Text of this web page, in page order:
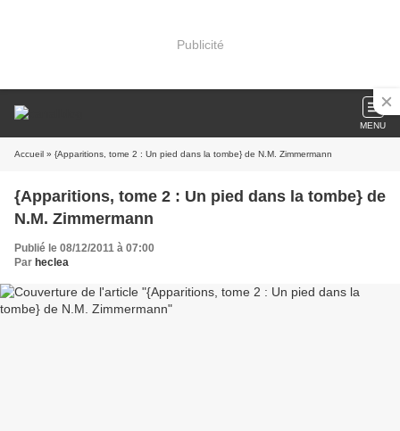
Publicité
MENU
Accueil » {Apparitions, tome 2 : Un pied dans la tombe} de N.M. Zimmermann
{Apparitions, tome 2 : Un pied dans la tombe} de
N.M. Zimmermann
Publié le 08/12/2011 à 07:00
Par heclea